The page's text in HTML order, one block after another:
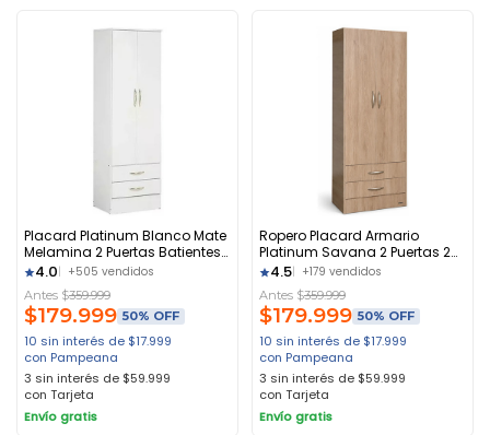
Placard Platinum Blanco Mate
Melamina 2 Puertas Batientes
2 Cajones Blanco Veta
4.0 +505 vendidos
Antes $359.999
$179.999 50% OFF
10 sin interés de $17.999
con Pampeana
3 sin interés de $59.999
con Tarjeta
Envío gratis
Ropero Placard Armario
Platinum Savana 2 Puertas 2
Cajones Marrón Claro
4.5 +179 vendidos
Antes $359.999
$179.999 50% OFF
10 sin interés de $17.999
con Pampeana
3 sin interés de $59.999
con Tarjeta
Envío gratis